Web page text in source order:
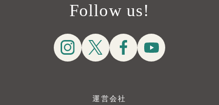
Follow us!
運営会社